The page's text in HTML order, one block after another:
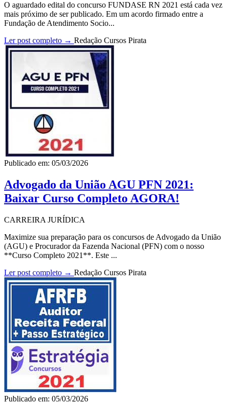
O aguardado edital do concurso FUNDASE RN 2021 está cada vez
mais próximo de ser publicado. Em um acordo firmado entre a
Fundação de Atendimento Socio...
Ler post completo → Redação Cursos Pirata
Publicado em: 05/03/2026
Advogado da União AGU PFN 2021:
Baixar Curso Completo AGORA!
CARREIRA JURÍDICA
Maximize sua preparação para os concursos de Advogado da União
(AGU) e Procurador da Fazenda Nacional (PFN) com o nosso
**Curso Completo 2021**. Este ...
Ler post completo → Redação Cursos Pirata
Publicado em: 05/03/2026